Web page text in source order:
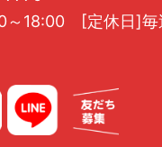
～18:00 [定休日]毎